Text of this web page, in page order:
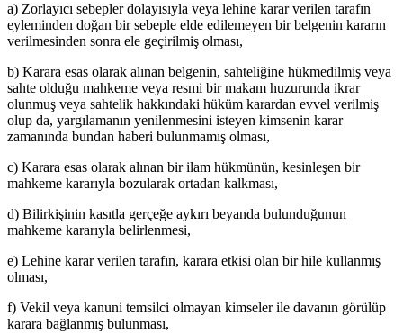
a) Zorlayıcı sebepler dolayısıyla veya lehine karar verilen tarafın
eyleminden doğan bir sebeple elde edilemeyen bir belgenin kararın
verilmesinden sonra ele geçirilmiş olması,
b) Karara esas olarak alınan belgenin, sahteliğine hükmedilmiş veya
sahte olduğu mahkeme veya resmi bir makam huzurunda ikrar
olunmuş veya sahtelik hakkındaki hüküm karardan evvel verilmiş
olup da, yargılamanın yenilenmesini isteyen kimsenin karar
zamanında bundan haberi bulunmamış olması,
c) Karara esas olarak alınan bir ilam hükmünün, kesinleşen bir
mahkeme kararıyla bozularak ortadan kalkması,
d) Bilirkişinin kasıtla gerçeğe aykırı beyanda bulunduğunun
mahkeme kararıyla belirlenmesi,
e) Lehine karar verilen tarafın, karara etkisi olan bir hile kullanmış
olması,
f) Vekil veya kanuni temsilci olmayan kimseler ile davanın görülüp
karara bağlanmış bulunması,